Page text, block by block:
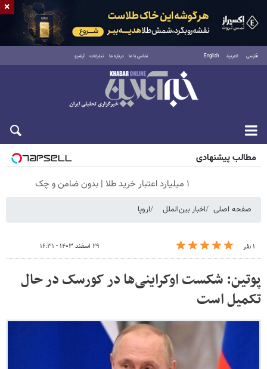
فارسی العربية English تماس با ما درباره ما تبلیغات آرشیو
جمعه ۱۶ مرداد ۱۴۰۵
مطالب پیشنهادی
۱ میلیارد اعتبار خرید طلا | بدون ضامن و چک
صفحه اصلی اخبار بین‌الملل اروپا
۱ نفر ۲۹ اسفند ۱۴۰۳ - ۱۶:۳۱
پوتین: شکست اوکراینی‌ها در کورسک در حال
تکمیل است
×